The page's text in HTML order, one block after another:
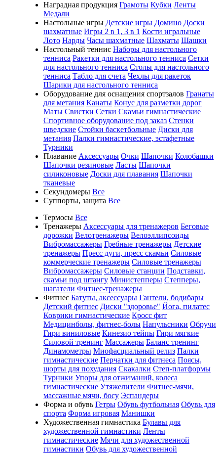
Наградная продукция Грамоты Кубки Ленты
Медали
Настольные игры Детские игры Домино Доски
шахматные Игры 2 в 1, 3 в 1 Кости игральные
Лото Нарды Часы шахматные Шахматы Шашки
Настольный теннис Наборы для настольного
тенниса Ракетки для настольного тенниса Сетки
для настольного тенниса Столы для настольного
тенниса Табло для счета Чехлы для ракеток
Шарики для настольного тенниса
Оборудование для оснащения спортзалов Гранаты
для метания Канаты Конус для разметки дорог
Маты Свистки Сетки Скамьи гимнастические
Спортивное оборудование под заказ Стенки
шведские Стойки баскетбольные Диски для
метания Палки гимнастические, эстафетные
Турники
Плавание Аксессуары Очки Шапочки Колобашки
Шапочки резиновые Ласты Шапочки
силиконовые Доски для плавания Шапочки
тканевые
Секундомеры Все
Суппорты, защита Все
Термосы Все
Тренажеры Аксессуары для тренажеров Беговые
дорожки Велотренажеры Велоэллипсоиды
Вибромассажеры Гребные тренажеры Детские
тренажеры Пресс дуги, пресс скамьи Силовые
коммерческие тренажеры Силовые тренажеры
Вибромассажеры Силовые станции Подставки,
скамьи под штангу Министепперы Степперы,
шагатели Фитнес-тренажеры
Фитнес Батуты, аксессуары Гантели, бодибары
Детский фитнес Диски "здоровье" Йога, пилатес
Коврики гимнастические Кросс фит
Медицинболы, фитнес-болы Напульсники Обручи
Гири виниловые Кинезио тейпы Гири мягкие
Силовой тренинг Массажеры Баланс тренинг
Динамометры Миофасциальный релиз Палки
гимнастические Перчатки для фитнеса Поясы,
шорты для похудания Скакалки Степ-платформы
Турники Упоры для отжиманий, колеса
гимнастические Утяжелители Фитнес-мячи,
массажные мячи, босу Эспандеры
Форма и обувь Гетры Обувь футбольная Обувь для
спорта Форма игровая Манишки
Художественная гимнастика Булавы для
художественной гимнастики Ленты
гимнастические Мячи для художественной
гимнастики Обувь для художественной